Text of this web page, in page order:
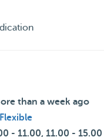
via Petbnb en in
ervaring met het
natuur en ben niet
than a week ago
Flexible
- 11.00, 11.00 - 15.00